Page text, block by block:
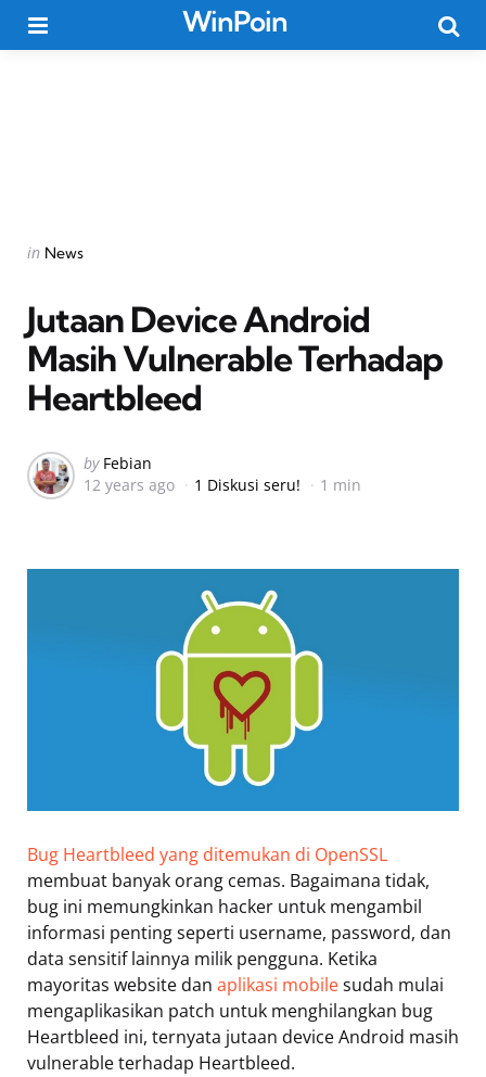
WinPoin
Categories
Posted
in News
Jutaan Device Android
Masih Vulnerable Terhadap
Heartbleed
Posted
by
by Febian
12 years ago
1 Diskusi seru! 1 min
Bug Heartbleed yang ditemukan di OpenSSL
membuat banyak orang cemas. Bagaimana tidak,
bug ini memungkinkan hacker untuk mengambil
informasi penting seperti username, password, dan
data sensitif lainnya milik pengguna. Ketika
mayoritas website dan aplikasi mobilesudah mulai
mengaplikasikan patch untuk menghilangkan bug
Heartbleed ini, ternyata jutaan device Android masih
vulnerable terhadap Heartbleed.